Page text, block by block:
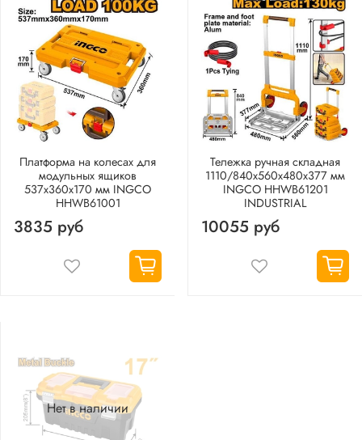
Платформа на колесах для
модульных ящиков
537х360х170 мм INGCO
HHWB61001
3835 руб
Тележка ручная складная
1110/840х560х480х377 мм
INGCO HHWB61201
INDUSTRIAL
10055 руб
Нет в наличии